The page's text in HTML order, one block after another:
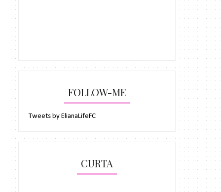
FOLLOW-ME
Tweets by ElianaLifeFC
CURTA